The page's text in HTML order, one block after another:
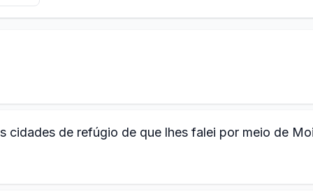
cidades de refúgio de que lhes falei por meio de